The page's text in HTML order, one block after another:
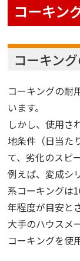
コーキン
コーキン
コーキングの耐
います。
しかし、使用さ
地条件（日当た
て、劣化のスピ
例えば、変成シ
系コーキングは
年程度が目安と
大手のハウスメ
コーキングを使